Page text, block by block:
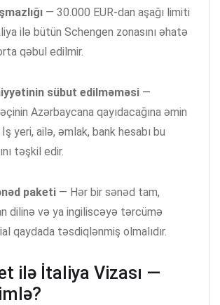
— 30.000 EUR-dan aşağı limiti
ilə bütün Schengen zonasını əhatə
qəbul edilmir.
sübut edilməməsi —
Azərbaycana qayıdacağına əmin
yeri, ailə, əmlak, bank hesabı bu
təşkil edir.
paketi — Hər bir sənəd tam,
dilinə və ya ingiliscəyə tərcümə
qaydada təsdiqlənmiş olmalıdır.
ilə İtaliya Vizası —